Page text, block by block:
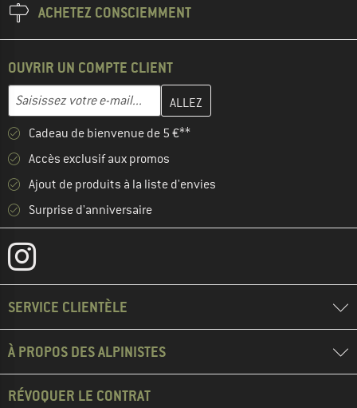
ACHETEZ CONSCIEMMENT
OUVRIR UN COMPTE CLIENT
Adresse e-mail
Entrez votre adresse e-mail ici et créez votre compte client à la
Cadeau de bienvenue de 5 €**
Accès exclusif aux promos
Ajout de produits à la liste d'envies
Surprise d'anniversaire
SERVICE CLIENTÈLE
À PROPOS DES ALPINISTES
RÉVOQUER LE CONTRAT